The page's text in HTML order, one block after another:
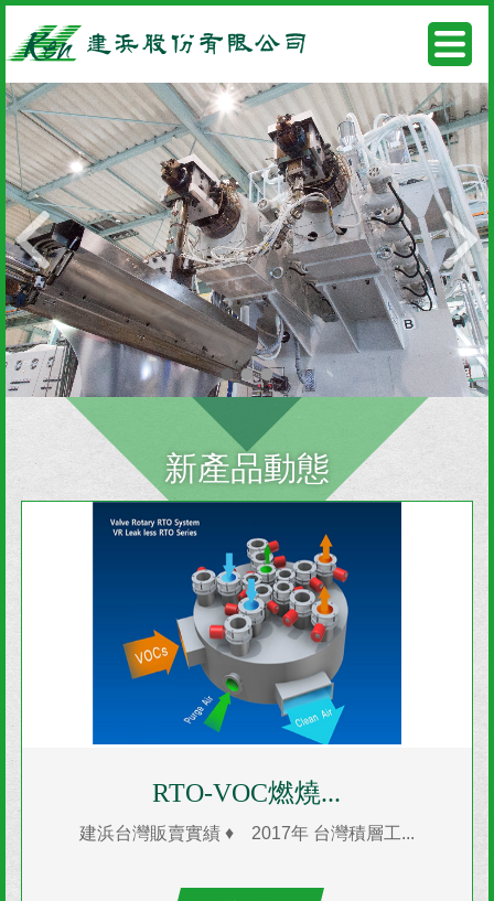
•••
新產品動態
RTO-VOC燃燒...
建浜台灣販賣實績 ♦ 2017年 台灣積層工...